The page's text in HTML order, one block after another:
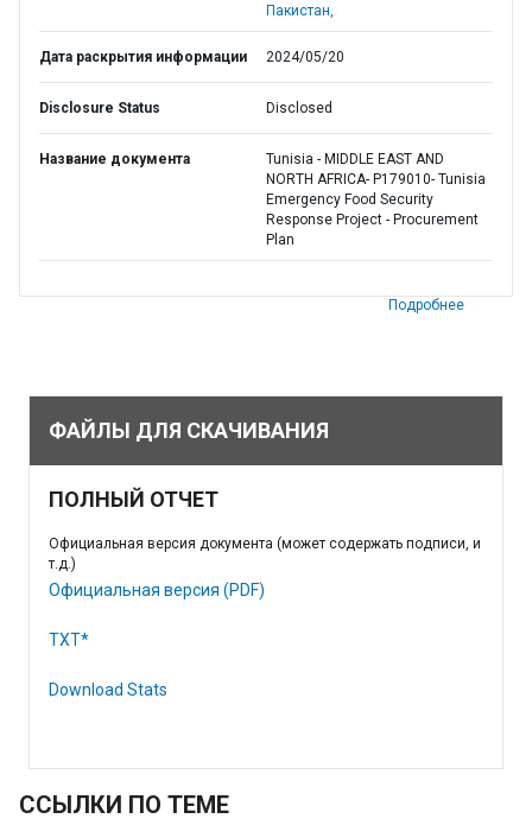
Пакистан,
Дата раскрытия информации 2024/05/20
Disclosure Status Disclosed
Название документа
Tunisia - MIDDLE EAST AND
NORTH AFRICA- P179010- Tunisia
Emergency Food Security
Response Project - Procurement
Plan
Подробнее
ФАЙЛЫ ДЛЯ СКАЧИВАНИЯ
ПОЛНЫЙ ОТЧЕТ
Официальная версия документа (может содержать подписи, и
т.д.)
Официальная версия (PDF)
TXT*
Download Stats
ССЫЛКИ ПО ТЕМЕ